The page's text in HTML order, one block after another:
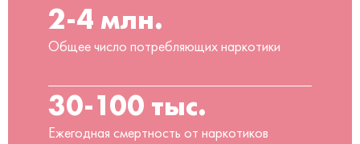
2-4 млн.
Общее число потребляющих наркотики
30-100 тыс.
Ежегодная смертность от наркотиков